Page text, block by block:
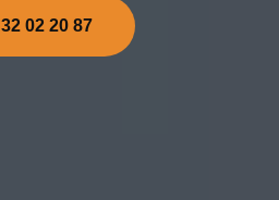
02 20 87